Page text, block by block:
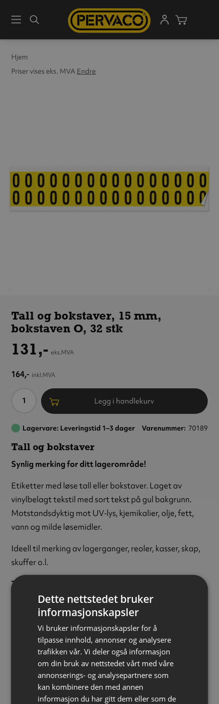
MenySøk
Hjem
Priser vises eks. MVA Endre
15 mm,
bokstaven O,
Tall og bokstaver, 15 mm,
bokstaven O, 32 stk
131,- eks.MVA
164,- inkl.MVA
Antall Legg i handlekurv
Lagervare: Leveringstid 1–3 dager Varenummer 70189
Tall og bokstaver
Synlig merking for ditt lagerområde!
Etiketter med løse tall eller bokstaver. Laget av
vinylbelagt tekstil med sort tekst på gul bakgrunn.
Motstandsdyktig mot UV‑lys, kjemikalier, olje, fett,
vann og milde løsemidler.
Ideell til merking av lagerganger, reoler, kasser, skap,
skuffer o.l.
Tegn:
Tekstfarge:Sort
Bakgrunnsfarge:Gul
Tekststørrelse:15 mm
Materiale:Vinylbelagt tekstil
Størrelse:14 x 19 mm
Påføring:Selvklebende
Bruksområde:Inne
Forpakning:
Ark á 32 stk
Dette nettstedet bruker
informasjonskapsler
Vi bruker informasjonskapsler for å
tilpasse innhold, annonser og analysere
trafikken vår. Vi deler også informasjon
om din bruk av nettstedet vårt med våre
annonserings- og analysepartnere som
kan kombinere den med annen
informasjon du har gitt dem eller som de